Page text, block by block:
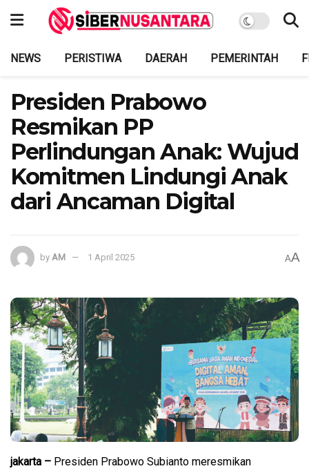
NEWS PERISTIWA DAERAH PEMERINTAH
Presiden Prabowo
Resmikan PP
Perlindungan Anak: Wujud
Komitmen Lindungi Anak
dari Ancaman Digital
by AM 1 April 2025 AA
jakarta – Presiden Prabowo Subianto meresmikan